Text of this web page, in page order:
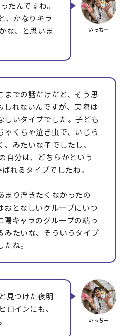
たんですね。
、かなりキラ
な、と思いま
までの話だけだと、そう思
しれないんですが、実際は
しいタイプでした。子ども
ゃくちゃ泣き虫で、いじら
、みたいな子でしたし、
自分は、どちらかという
ばれるタイプでしたね。
まり浮きたくなかったの
おとなしいグループにいつ
陽キャラのグループの端っ
みたいな、そういうタイプ
ね。
見つけた夜明
ロインにも、